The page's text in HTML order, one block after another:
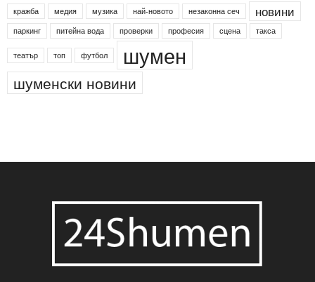
кражба медия музика най-новото незаконна сеч новини
паркинг питейна вода проверки професия сцена такса
театър топ футбол шумен
шуменски новини